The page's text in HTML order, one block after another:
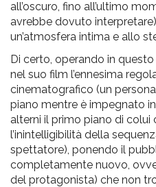
all’oscuro, fino all’ultimo
avrebbe dovuto
un’atmosfera intima e allo
Di certo, operando in
nel suo film l’ennesima
cinematografico (un
piano mentre è impegnato
alterni il primo piano di colui
l’inintelligibilità della
spettatore), ponendo il
completamente nuovo,
del protagonista) che non